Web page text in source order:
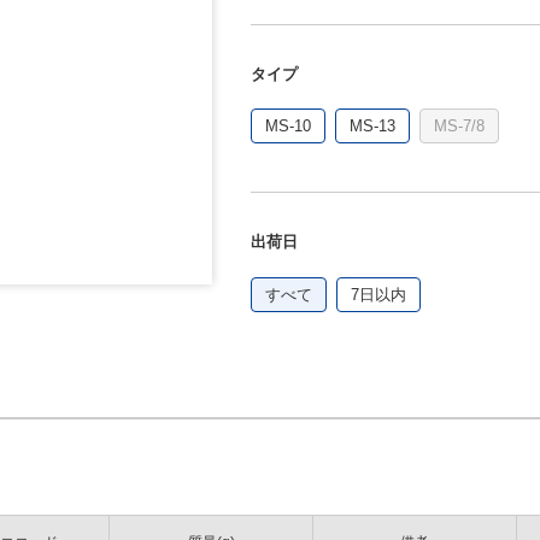
タイプ
MS-10 MS-13 MS-7/8
出荷日
すべて 7日以内